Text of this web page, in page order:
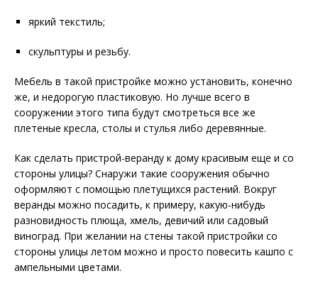
яркий текстиль;
скульптуры и резьбу.
Мебель в такой пристройке можно установить, конечно
же, и недорогую пластиковую. Но лучше всего в
сооружении этого типа будут смотреться все же
плетеные кресла, столы и стулья либо деревянные.
Как сделать пристрой-веранду к дому красивым еще и со
стороны улицы? Снаружи такие сооружения обычно
оформляют с помощью плетущихся растений. Вокруг
веранды можно посадить, к примеру, какую-нибудь
разновидность плюща, хмель, девичий или садовый
виноград. При желании на стены такой пристройки со
стороны улицы летом можно и просто повесить кашпо с
ампельными цветами.